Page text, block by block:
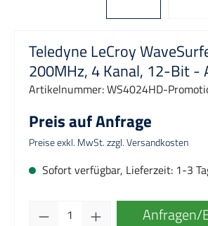
Teledyne LeCroy
200MHz, 4 Kanal, 12-Bit -
Artikelnummer:WS4024HD-
Preis auf Anfrage
Preise exkl. MwSt. zzgl. Versandkosten
Sofort verfügbar, Lieferzeit: 1-3
Produkt Anzahl: Gib den
Anfragen/